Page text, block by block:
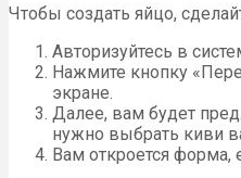
Чтобы создать яйцо,
Авторизуйтесь в
Нажмите кнопку
экране.
Далее, вам будет
нужно выбрать киви
Вам откроется форма,